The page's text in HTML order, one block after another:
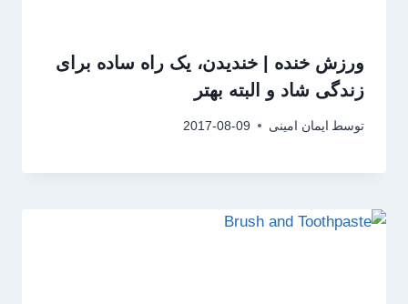
ورزش خنده | خندیدن، یک راه ساده برای
زندگی شاد و البته بهتر
توسط ایمان امینی 2017-08-09